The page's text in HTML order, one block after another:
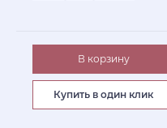
В корзину
Купить в один клик